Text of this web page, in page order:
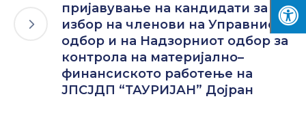
пријавување на кандидати за
избор на членови на Управниот
одбор и на Надзорниот одбор за
контрола на материјално–
финансиското работење на
ЈПСЈДП “ТАУРИЈАН” Дојран